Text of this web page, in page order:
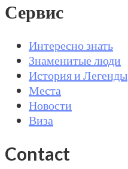
Сервис
Интересно знать
Знаменитые люди
История и Легенды
Места
Новости
Виза
Contact